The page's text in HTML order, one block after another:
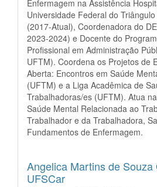
Enfermagem na Assistência
Universidade Federal do
(2017-Atual), Coordenadora do
2023-2024) e Docente do
Profissional em Administração
UFTM). Coordena os Projetos de
Aberta: Encontros em Saúde
(UFTM) e a Liga Acadêmica de
Trabalhadoras/es (UFTM). Atua
Saúde Mental Relacionada ao
Trabalhador e da Trabalhadora,
Fundamentos de Enfermagem.
Angelica Martins de Souza
UFSCar